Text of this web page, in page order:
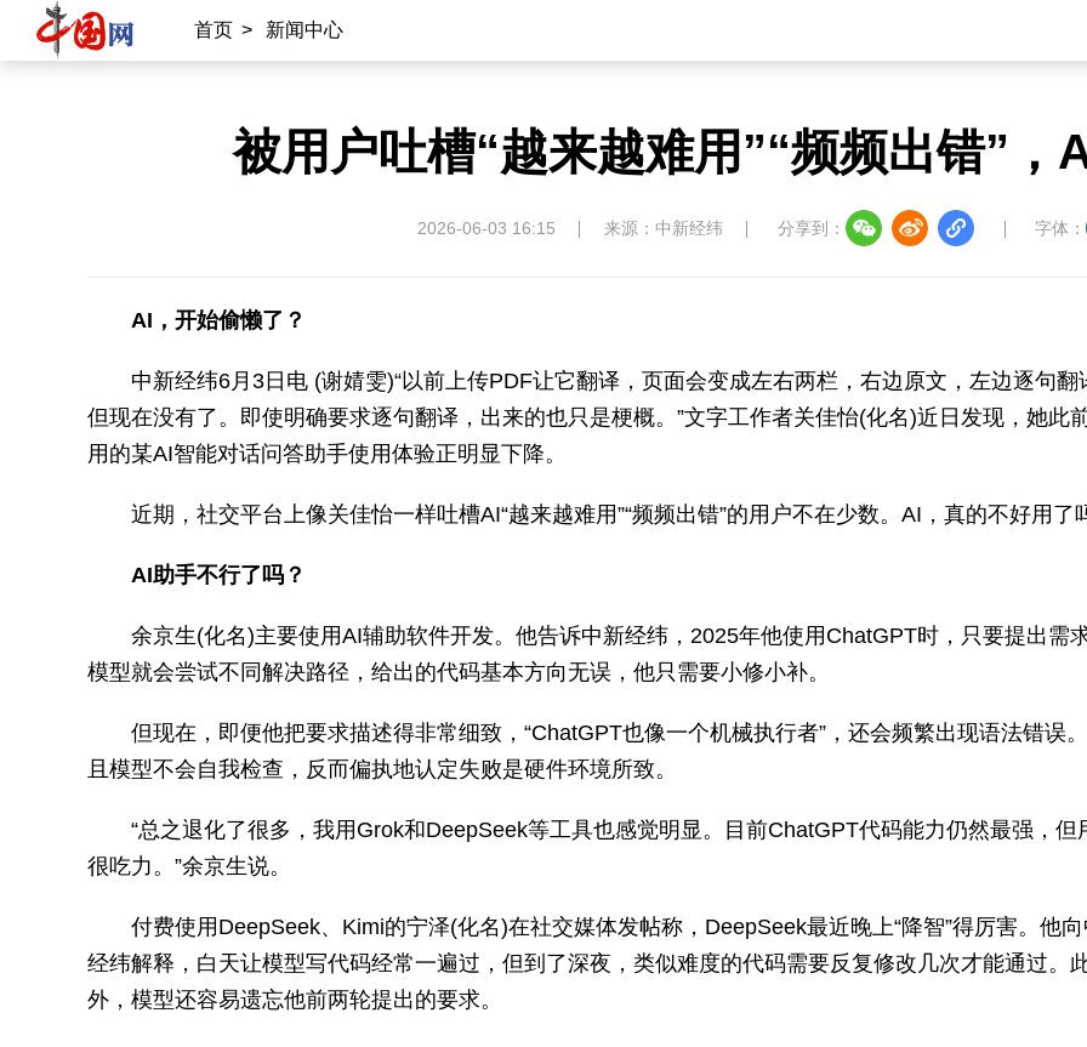
首页 > 新闻中心
被用户吐槽“越来越难用”“频频出错”，
2026-06-03 16:15 来源：中新经纬 分享到： 字体：
AI，开始偷懒了？
中新经纬6月3日电 (谢婧雯)“以前上传PDF让它翻译，页面会变成左右两栏，右边原文，左边逐句翻
但现在没有了。即使明确要求逐句翻译，出来的也只是梗概。”文字工作者关佳怡(化名)近日发现，她此
用的某AI智能对话问答助手使用体验正明显下降。
近期，社交平台上像关佳怡一样吐槽AI“越来越难用”“频频出错”的用户不在少数。AI，真的不好用了
AI助手不行了吗？
余京生(化名)主要使用AI辅助软件开发。他告诉中新经纬，2025年他使用ChatGPT时，只要提出需
模型就会尝试不同解决路径，给出的代码基本方向无误，他只需要小修小补。
但现在，即便他把要求描述得非常细致，“ChatGPT也像一个机械执行者”，还会频繁出现语法错误
且模型不会自我检查，反而偏执地认定失败是硬件环境所致。
“总之退化了很多，我用Grok和DeepSeek等工具也感觉明显。目前ChatGPT代码能力仍然最强，但
很吃力。”余京生说。
付费使用DeepSeek、Kimi的宁泽(化名)在社交媒体发帖称，DeepSeek最近晚上“降智”得厉害。他
经纬解释，白天让模型写代码经常一遍过，但到了深夜，类似难度的代码需要反复修改几次才能通过。
外，模型还容易遗忘他前两轮提出的要求。